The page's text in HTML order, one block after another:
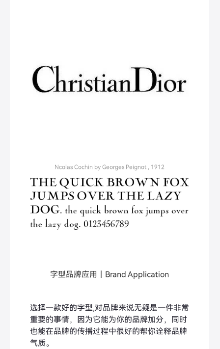
Ncolas Cochin by Georges Peignot , 1912
字型品牌应用｜Brand Application
选择一款好的字型,对品牌来说无疑是一件非常
重要的事情，因为它能为你的品牌加分，同时
也能在品牌的传播过程中很好的帮你诠释品牌
气质。